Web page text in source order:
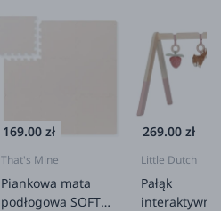
169.00 zł
That's Mine
Piankowa mata
podłogowa SOFT
269.00 zł
Little Dutch
Pałąk
interaktywny